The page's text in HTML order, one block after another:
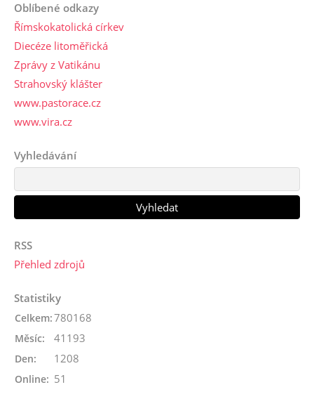
Oblíbené odkazy
Římskokatolická církev
Diecéze litoměřická
Zprávy z Vatikánu
Strahovský klášter
www.pastorace.cz
www.vira.cz
Vyhledávání
RSS
Přehled zdrojů
Statistiky
Online: 51
Celkem:780168
Měsíc: 41193
Den: 1208